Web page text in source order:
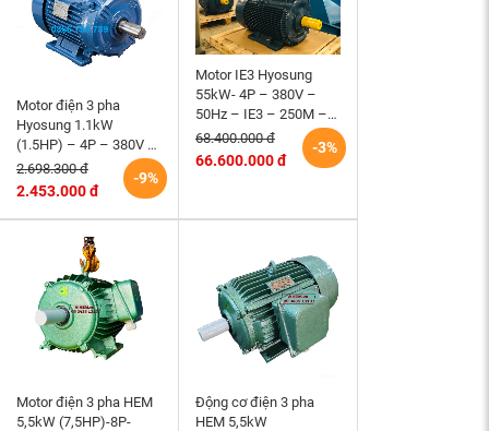
Motor điện 3 pha
Hyosung 1.1kW
(1.5HP) – 4P – 380V –
50Hz – TEFC – 90S
(tốc độ 1500rpm)
-9%
2.698.300 đ
2.453.000 đ
Motor IE3 Hyosung
55kW- 4P – 380V –
50Hz – IE3 – 250M –
B3 hiệu suất cao
-3%
68.400.000 đ
66.600.000 đ
Motor điện 3 pha HEM
5,5kW (7,5HP)-8P-
Động cơ điện 3 pha
HEM 5,5kW